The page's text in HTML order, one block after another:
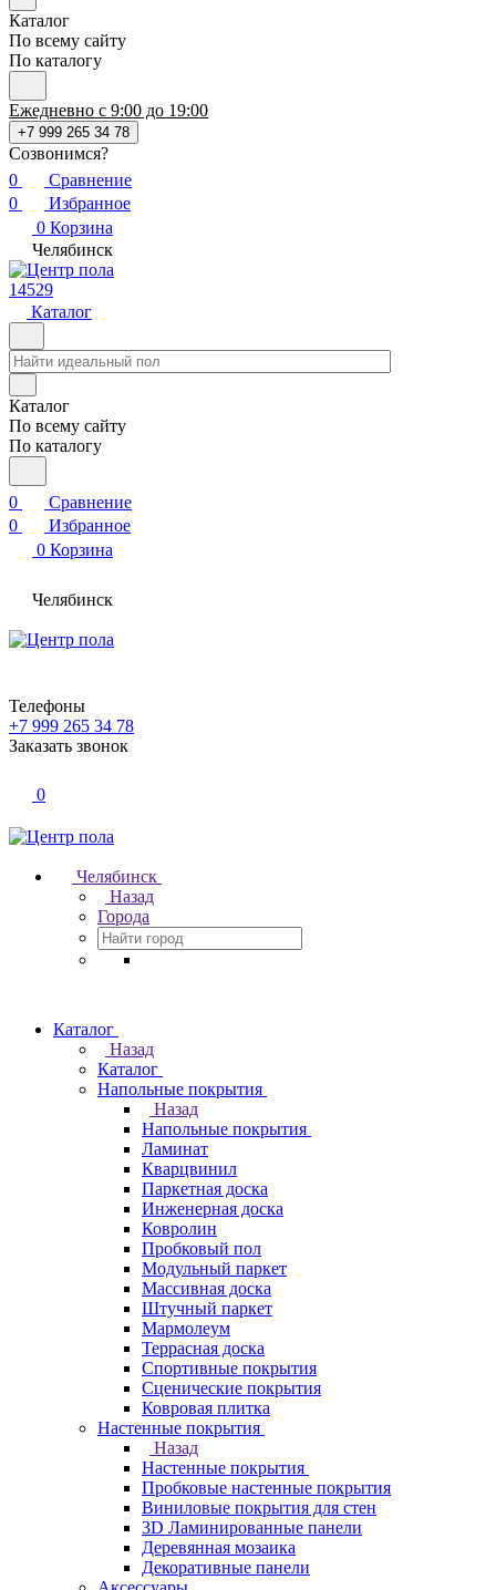
Каталог
По всему сайту
По каталогу
Ежедневно с 9:00 до 19:00
+7 999 265 34 78
Созвонимся?
0
Сравнение
0
Избранное
0 Корзина
Челябинск
14529
Каталог
Каталог
По всему сайту
По каталогу
0
Сравнение
0
Избранное
0 Корзина
Челябинск
Телефоны
+7 999 265 34 78
Заказать звонок
0
Челябинск
Назад
Города
Каталог
Назад
Каталог
Напольные покрытия
Назад
Напольные покрытия
Ламинат
Кварцвинил
Паркетная доска
Инженерная доска
Ковролин
Пробковый пол
Модульный паркет
Массивная доска
Штучный паркет
Мармолеум
Террасная доска
Спортивные покрытия
Сценические покрытия
Ковровая плитка
Настенные покрытия
Назад
Настенные покрытия
Пробковые настенные покрытия
Виниловые покрытия для стен
3D Ламинированные панели
Деревянная мозаика
Декоративные панели